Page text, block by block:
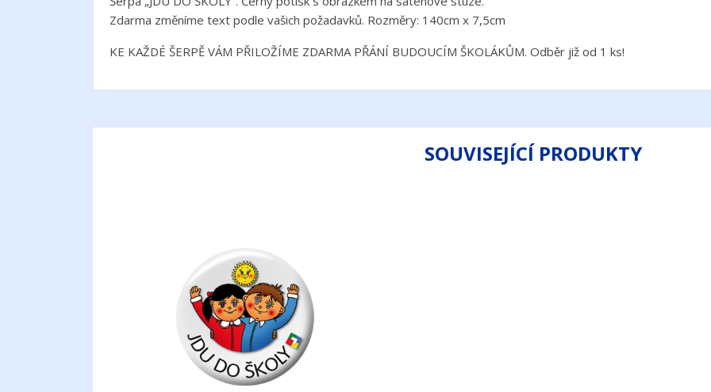
Zdarma změníme text podle vašich požadavků. Rozměry: 140cm x 7,5cm
KE KAŽDÉ ŠERPĚ VÁM PŘILOŽÍME ZDARMA PŘÁNÍ BUDOUCÍM ŠKOLÁKŮM. Odběr již od 1 ks!
SOUVISEJÍCÍ PRODUKTY